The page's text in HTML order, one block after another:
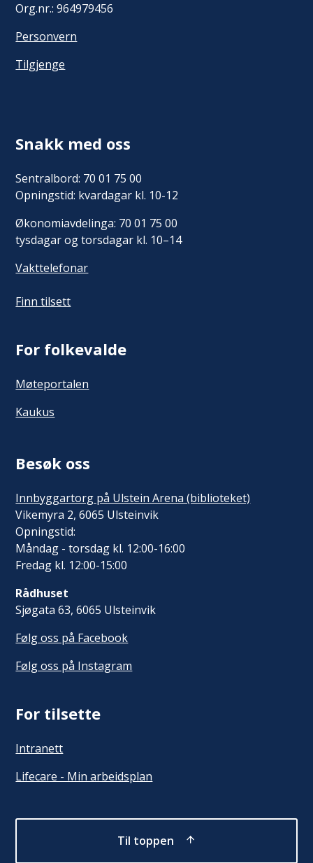
Org.nr.: 964979456
Personvern
Tilgjenge
Snakk med oss
Sentralbord: 70 01 75 00
Opningstid: kvardagar kl. 10-12
Økonomiavdelinga: 70 01 75 00
tysdagar og torsdagar kl. 10–14
Vakttelefonar
Finn tilsett
For folkevalde
Møteportalen
Kaukus
Besøk oss
Innbyggartorg på Ulstein Arena (biblioteket)
Vikemyra 2, 6065 Ulsteinvik
Opningstid:
Måndag - torsdag kl. 12:00-16:00
Fredag kl. 12:00-15:00
Rådhuset
Sjøgata 63, 6065 Ulsteinvik
Følg oss på Facebook
Følg oss på Instagram
For tilsette
Intranett
Lifecare - Min arbeidsplan
Til toppen